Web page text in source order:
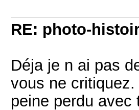
RE: photo-
Déja je n ai pas
vous ne
peine perdu avec